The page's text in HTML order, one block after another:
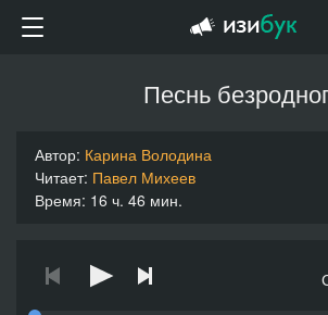
Песнь
Автор: Карина Володина
Читает: Павел Михеев
Время: 16 ч. 46 мин.